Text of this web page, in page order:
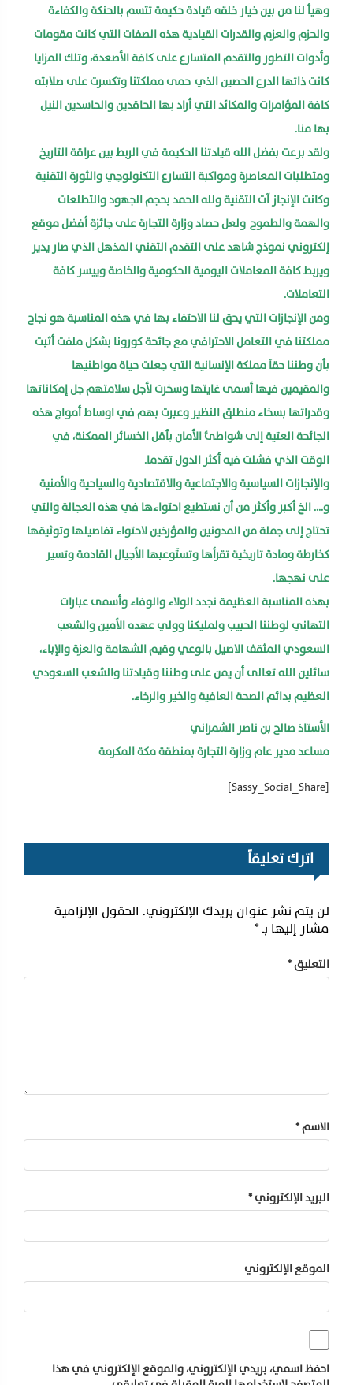
وهيأ لنا من بين خيار خلقه قيادة حكيمة تتسم بالحنكة والكفاءة
والحزم والعزم والقدرات القيادية هذه الصفات التي كانت مقومات
وأدوات التطور والتقدم المتسارع على كافة الأصعدة، وتلك المزايا
كانت ذاتها الدرع الحصين الذي حمى مملكتنا وتكسرت على صلابته
كافة المؤامرات والمكائد التي أراد بها الحاقدين والحاسدين النيل
بها منا.
ولقد برعت بفضل الله قيادتنا الحكيمة في الربط بين عراقة التاريخ
ومتطلبات المعاصرة ومواكبة التسارع التكنولوجي والثورة التقنية
وكانت الإنجاز آت التقنية ولله الحمد بحجم الجهود والتطلعات
والهمة والطموح ولعل حصاد وزارة التجارة على جائزة أفضل موقع
إلكتروني نموذج شاهد على التقدم التقني المذهل الذي صار يدير
ويربط كافة المعاملات اليومية الحكومية والخاصة وييسر كافة
التعاملات.
ومن الإنجازات التي يحق لنا الاحتفاء بها في هذه المناسبة هو نجاح
مملكتنا في التعامل الاحترافي مع جائحة كورونا بشكل ملفت أثبت
بأن وطننا حقاَ مملكة الإنسانية التي جعلت حياة مواطنيها
والمقيمين فيها أسمى غايتها وسخرت لأجل سلامتهم جل إمكاناتها
وقدراتها بسخاء منطلق النظير وعبرت بهم في اوساط أمواج هذه
الجائحة العتية إلى شواطئ الأمان بأقل الخسائر الممكنة، في
الوقت الذي فشلت فيه أكثر الدول تقدما.
والإنجازات السياسية والاجتماعية والاقتصادية والسياحية والأمنية
و…. الخ أكبر وأكثر من أن نستطيع احتواءها في هذه العجالة والتي
تحتاج إلى جملة من المدونين والمؤرخين لاحتواء تفاصيلها وتوثيقها
كخارطة ومادة تاريخية تقرأها وتستَوعبها الأجيال القادمة وتسير
على نهجها.
بهذه المناسبة العظيمة نجدد الولاء والوفاء وأسمى عبارات
التهاني لوطننا الحبيب ولمليكنا وولي عهده الأمين والشعب
السعودي المثقف الاصيل بالوعي وقيم الشهامة والعزة والإباء،
سائلين الله تعالى أن يمن على وطننا وقيادتنا والشعب السعودي
العظيم بدائم الصحة العافية والخير والرخاء.
الأستاذ صالح بن ناصر الشمراني
مساعد مدير عام وزارة التجارة بمنطقة مكة المكرمة
[Sassy_Social_Share]
اترك تعليقاً
لن يتم نشر عنوان بريدك الإلكتروني. الحقول الإلزامية
مشار إليها بـ*
التعليق*
الاسم*
البريد الإلكتروني*
الموقع الإلكتروني
احفظ اسمي، بريدي الإلكتروني، والموقع الإلكتروني في هذا